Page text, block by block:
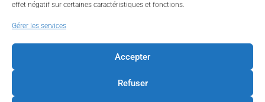
effet négatif sur certaines caractéristiques et fonctions.
Gérer les services
Accepter
Refuser